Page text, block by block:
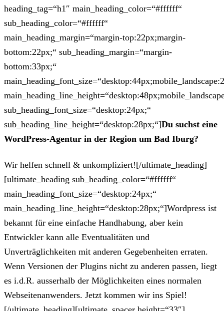
heading_tag=“h1″ main_heading_color=“#ffffff“
sub_heading_color=“#ffffff“
main_heading_margin=“margin-top:22px;margin-
bottom:22px;“ sub_heading_margin=“margin-
bottom:33px;“
sub_heading_font_size=“desktop:24px;“
sub_heading_line_height=“desktop:28px;“]Du suchst eine
WordPress-Agentur in der Region um Bad Iburg?
Wir helfen schnell & unkompliziert![/ultimate_heading]
[ultimate_heading sub_heading_color=“#ffffff“
main_heading_font_size=“desktop:24px;“
main_heading_line_height=“desktop:28px;“]Wordpress ist
bekannt für eine einfache Handhabung, aber kein
Entwickler kann alle Eventualitäten und
Unverträglichkeiten mit anderen Gegebenheiten erraten.
Wenn Versionen der Plugins nicht zu anderen passen, liegt
es i.d.R. ausserhalb der Möglichkeiten eines normalen
Webseitenanwenders. Jetzt kommen wir ins Spiel!